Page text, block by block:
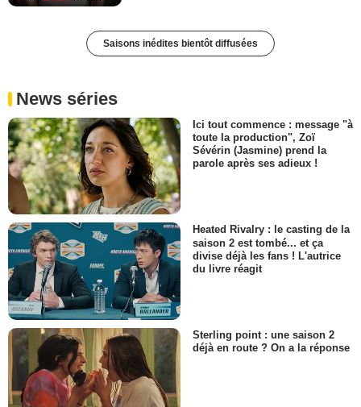
Saisons inédites bientôt diffusées
News séries
Ici tout commence : message "à
toute la production", Zoï
Sévérin (Jasmine) prend la
parole après ses adieux !
Heated Rivalry : le casting de la
saison 2 est tombé... et ça
divise déjà les fans ! L'autrice
du livre réagit
Sterling point : une saison 2
déjà en route ? On a la réponse